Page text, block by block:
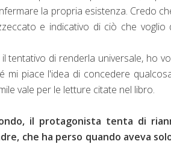
la propria esistenza. Credo
e indicativo di ciò che voglio
tentativo di renderla universale, ho
mi piace l'idea di concedere
vale per le letture citate nel libro.
il protagonista tenta di
che ha perso quando aveva